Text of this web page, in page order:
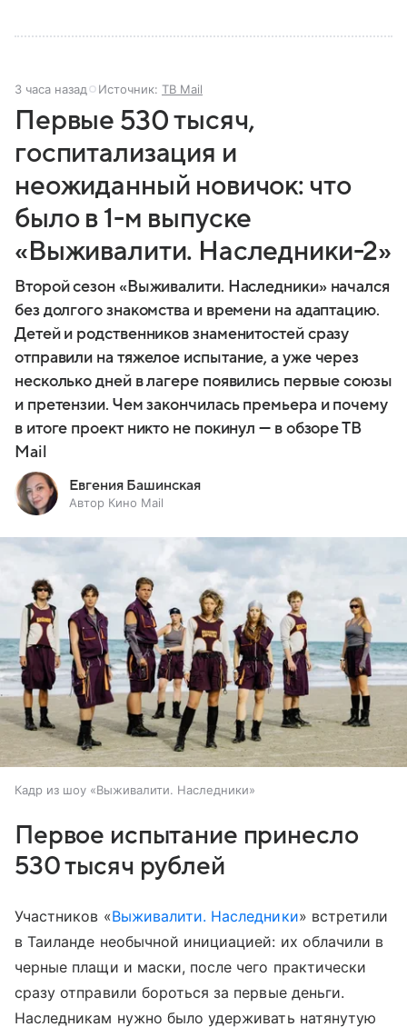
3 часа назад Источник: ТВ Mail
Первые 530 тысяч,
госпитализация и
неожиданный новичок: что
было в 1-м выпуске
«Выживалити. Наследники-2»
Второй сезон «Выживалити. Наследники» начался
без долгого знакомства и времени на адаптацию.
Детей и родственников знаменитостей сразу
отправили на тяжелое испытание, а уже через
несколько дней в лагере появились первые союзы
и претензии. Чем закончилась премьера и почему
в итоге проект никто не покинул — в обзоре ТВ
Mail
Евгения Башинская
Автор Кино Mail
Кадр из шоу «Выживалити. Наследники»
Первое испытание принесло
530 тысяч рублей
Участников «Выживалити. Наследники» встретили
в Таиланде необычной инициацией: их облачили в
черные плащи и маски, после чего практически
сразу отправили бороться за первые деньги.
Наследникам нужно было удерживать натянутую